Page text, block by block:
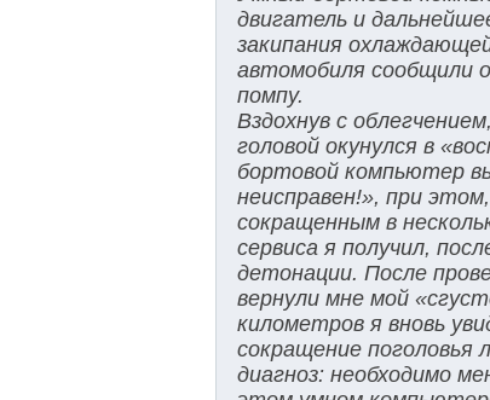
двигатель и
закипания
автомобиля сообщили
помпу.
Вздохнув с
головой окунулся в
бортовой компьютер
неисправен!», при
сокращенным в
сервиса я получил,
детонации. После
вернули мне мой
километров я вновь
сокращение
диагноз: необходимо